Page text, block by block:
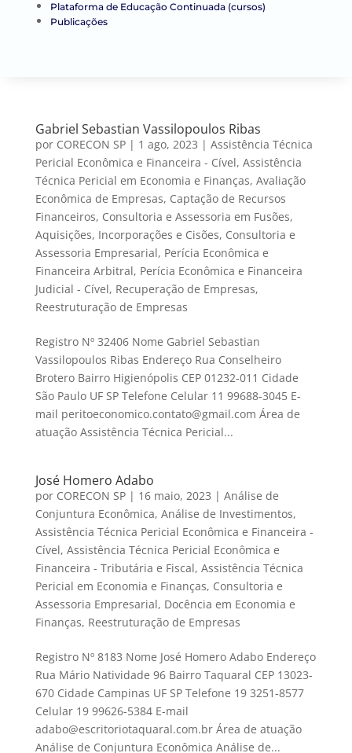
Plataforma de Educação Continuada (cursos)
Publicações
Gabriel Sebastian Vassilopoulos Ribas
por CORECON SP| 1 ago, 2023 | Assistência Técnica
Pericial Econômica e Financeira - Cível, Assistência
Técnica Pericial em Economia e Finanças, Avaliação
Econômica de Empresas, Captação de Recursos
Financeiros, Consultoria e Assessoria em Fusões,
Aquisições, Incorporações e Cisões, Consultoria e
Assessoria Empresarial, Perícia Econômica e
Financeira Arbitral, Perícia Econômica e Financeira
Judicial - Cível, Recuperação de Empresas,
Reestruturação de Empresas
Registro Nº 32406 Nome Gabriel Sebastian
Vassilopoulos Ribas Endereço Rua Conselheiro
Brotero Bairro Higienópolis CEP 01232-011 Cidade
São Paulo UF SP Telefone Celular 11 99688-3045 E-
mail peritoeconomico.contato@gmail.com Área de
atuação Assistência Técnica Pericial...
José Homero Adabo
por CORECON SP| 16 maio, 2023 | Análise de
Conjuntura Econômica, Análise de Investimentos,
Assistência Técnica Pericial Econômica e Financeira -
Cível, Assistência Técnica Pericial Econômica e
Financeira - Tributária e Fiscal, Assistência Técnica
Pericial em Economia e Finanças, Consultoria e
Assessoria Empresarial, Docência em Economia e
Finanças, Reestruturação de Empresas
Registro Nº 8183 Nome José Homero Adabo Endereço
Rua Mário Natividade 96 Bairro Taquaral CEP 13023-
670 Cidade Campinas UF SP Telefone 19 3251-8577
Celular 19 99626-5384 E-mail
adabo@escritoriotaquaral.com.br Área de atuação
Análise de Conjuntura Econômica Análise de...